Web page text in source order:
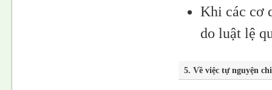
Khi các cơ
do luật lệ
5. Về việc tự nguyện